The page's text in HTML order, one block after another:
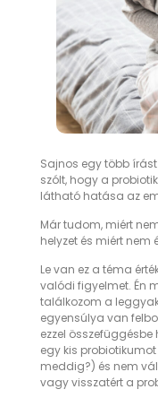
Sajnos egy több
szólt, hogy a
látható hatása az
Már tudom, miért
helyzet és miért nem
Le van ez a téma
valódi figyelmet. Én
találkozom a
egyensúlya van
ezzel összefüggésbe
egy kis probiotikumot
meddig?) és nem
vagy visszatért a